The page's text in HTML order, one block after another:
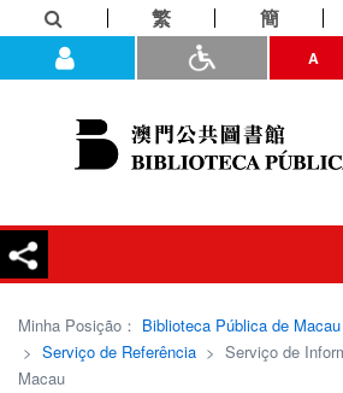
繁 簡
A
Minha Posição： Biblioteca Pública de Macau
> Serviço de Referência > Serviço de
Macau